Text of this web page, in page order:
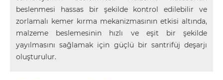
beslenmesi hassas bir şekilde kontrol edilebilir ve
zorlamalı kemer kırma mekanizmasının etkisi altında,
malzeme beslemesinin hızlı ve eşit bir şekilde
yayılmasını sağlamak için güçlü bir santrifüj deşarjı
oluşturulur.